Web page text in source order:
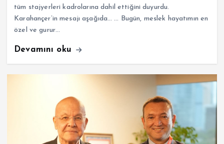
tüm stajyerleri kadrolarına dahil ettiğini duyurdu.
Karahançer’in mesajı aşağıda… … Bugün, meslek hayatımın en
özel ve gurur…
Devamını oku